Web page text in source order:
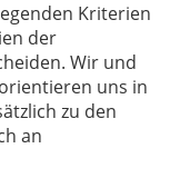
Kriterien
der
Wir und
uns in
zu den
an